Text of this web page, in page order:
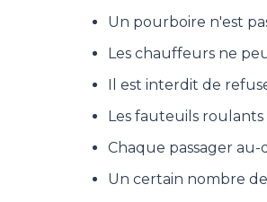
Un pourboire n'est
Les chauffeurs ne
Il est interdit de
Les fauteuils
Chaque passager
Un certain nombre